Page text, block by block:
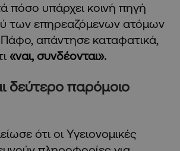
πόσο υπάρχει κοινή πηγή
των επηρεαζόμενων ατόμων
απάντησε καταφατικά,
«ναι, συνδέονται».
δεύτερο παρόμοιο
ότι οι Υγειονομικές